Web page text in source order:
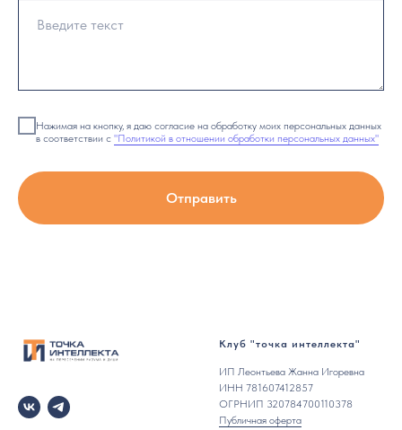
Нажимая на кнопку, я даю согласие на обработку моих персональных данных
в соответствии с "Политикой в отношении обработки персональных данных"
Отправить
Клуб "точка интеллекта"
ИП Леонтьева Жанна Игоревна
ИНН 781607412857
ОГРНИП 320784700110378
Публичная оферта